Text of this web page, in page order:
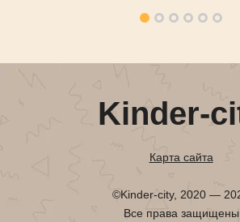
Kinder-
Карта сайта
©Kinder-city, 2020 —
Все права защищены